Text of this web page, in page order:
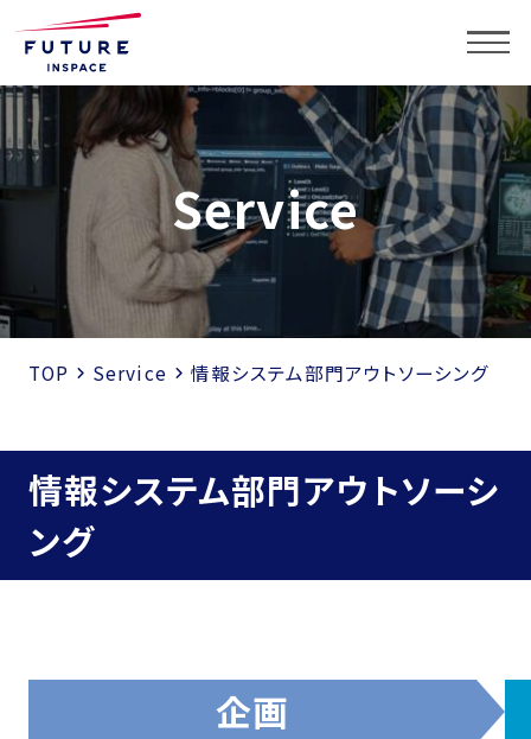
Top
About
Service
システム開発
セキュリティ
情報システム部門アウトソーシング
Service
TOP Service 情報システム部門アウトソーシング
情報システム部門アウトソーシ
ング
企画